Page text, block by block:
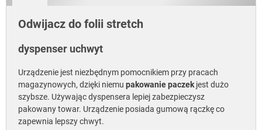
Odwijacz do folii stretch
dyspenser uchwyt
Urządzenie jest niezbędnym pomocnikiem przy pracach
magazynowych, dzięki niemu pakowanie paczek jest dużo
szybsze. Używając dyspensera lepiej zabezpieczysz
pakowany towar. Urządzenie posiada gumową rączkę co
zapewnia lepszy chwyt.